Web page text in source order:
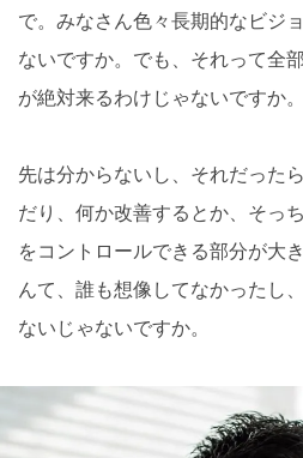
で。みなさん色々長期的なビジ
ないですか。でも、それって全
が絶対来るわけじゃないですか。
先は分からないし、それだった
だり、何か改善するとか、そっ
をコントロールできる部分が大
んて、誰も想像してなかったし
ないじゃないですか。